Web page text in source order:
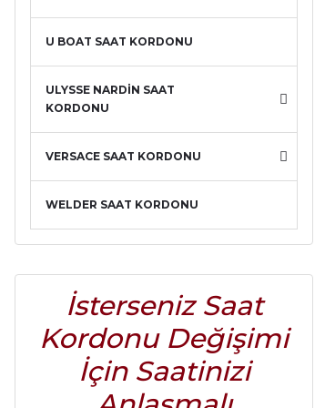
U BOAT SAAT KORDONU
ULYSSE NARDİN SAAT
KORDONU
VERSACE SAAT KORDONU
WELDER SAAT KORDONU
İsterseniz Saat
Kordonu Değişimi
İçin Saatinizi